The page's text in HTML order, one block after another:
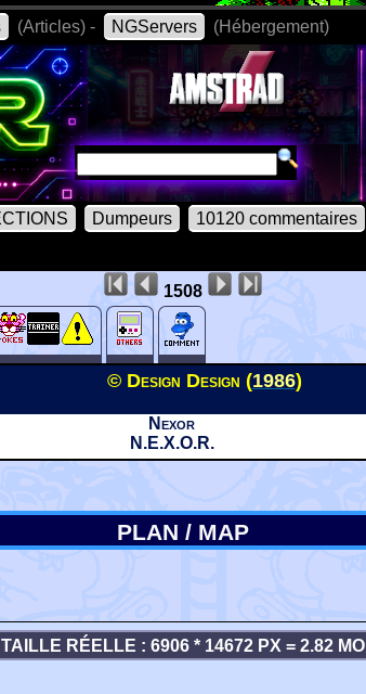
(Articles) - NGServers (Hébergement)
Dumpeurs 10120 commentaires
1508
© Design Design (1986)
Nexor
N.E.X.O.R.
PLAN / MAP
TAILLE RÉELLE : 6906 * 14672 PX = 2.82 MO